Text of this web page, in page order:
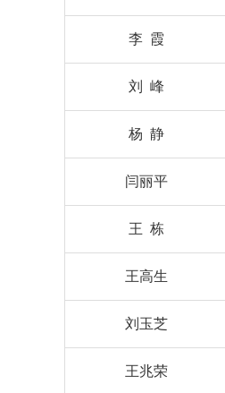
李 霞
刘 峰
杨 静
闫丽平
王 栋
王高生
刘玉芝
王兆荣